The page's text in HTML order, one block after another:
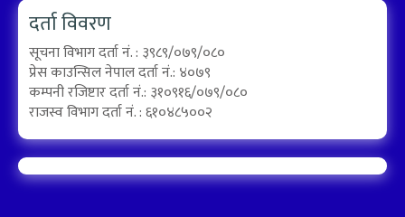
दर्ता विवरण
सूचना विभाग दर्ता नं. : ३९८९/०७९/०८०
प्रेस काउन्सिल नेपाल दर्ता नं.: ४०७९
कम्पनी रजिष्टार दर्ता नं.: ३१०९१६/०७९/०८०
राजस्व विभाग दर्ता नं. : ६१०४८५००२